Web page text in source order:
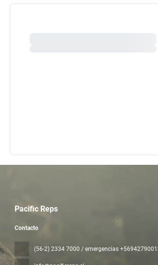
Pacific Reps
Contacto
(56-2) 2334 7000 / emergencias